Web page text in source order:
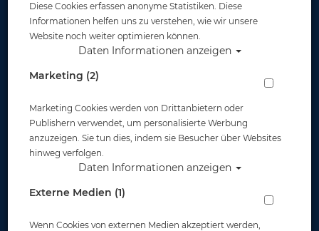
Diese Cookies erfassen anonyme Statistiken. Diese
Informationen helfen uns zu verstehen, wie wir unsere
Website noch weiter optimieren können.
Daten Informationen anzeigen
Marketing (2)
Marketing Cookies werden von Drittanbietern oder
Publishern verwendet, um personalisierte Werbung
anzuzeigen. Sie tun dies, indem sie Besucher über Websites
hinweg verfolgen.
Daten Informationen anzeigen
Externe Medien (1)
Wenn Cookies von externen Medien akzeptiert werden,